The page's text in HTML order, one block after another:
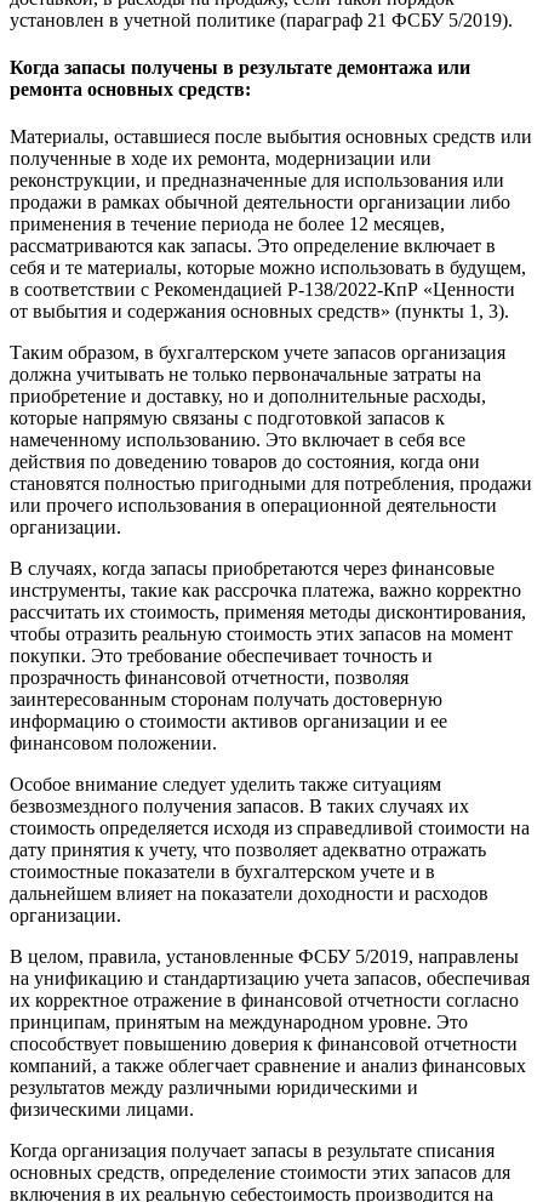
установлен в учетной политике (параграф 21 ФСБУ 5/2019).
Когда запасы получены в результате демонтажа или
ремонта основных средств:
Материалы, оставшиеся после выбытия основных средств или
полученные в ходе их ремонта, модернизации или
реконструкции, и предназначенные для использования или
продажи в рамках обычной деятельности организации либо
применения в течение периода не более 12 месяцев,
рассматриваются как запасы. Это определение включает в
себя и те материалы, которые можно использовать в будущем,
в соответствии с Рекомендацией Р-138/2022-КпР «Ценности
от выбытия и содержания основных средств» (пункты 1, 3).
Таким образом, в бухгалтерском учете запасов организация
должна учитывать не только первоначальные затраты на
приобретение и доставку, но и дополнительные расходы,
которые напрямую связаны с подготовкой запасов к
намеченному использованию. Это включает в себя все
действия по доведению товаров до состояния, когда они
становятся полностью пригодными для потребления, продажи
или прочего использования в операционной деятельности
организации.
В случаях, когда запасы приобретаются через финансовые
инструменты, такие как рассрочка платежа, важно корректно
рассчитать их стоимость, применяя методы дисконтирования,
чтобы отразить реальную стоимость этих запасов на момент
покупки. Это требование обеспечивает точность и
прозрачность финансовой отчетности, позволяя
заинтересованным сторонам получать достоверную
информацию о стоимости активов организации и ее
финансовом положении.
Особое внимание следует уделить также ситуациям
безвозмездного получения запасов. В таких случаях их
стоимость определяется исходя из справедливой стоимости на
дату принятия к учету, что позволяет адекватно отражать
стоимостные показатели в бухгалтерском учете и в
дальнейшем влияет на показатели доходности и расходов
организации.
В целом, правила, установленные ФСБУ 5/2019, направлены
на унификацию и стандартизацию учета запасов, обеспечивая
их корректное отражение в финансовой отчетности согласно
принципам, принятым на международном уровне. Это
способствует повышению доверия к финансовой отчетности
компаний, а также облегчает сравнение и анализ финансовых
результатов между различными юридическими и
физическими лицами.
Когда организация получает запасы в результате списания
основных средств, определение стоимости этих запасов для
включения в их реальную себестоимость производится на